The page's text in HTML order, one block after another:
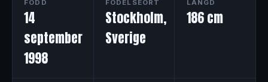
FÖDD
14
september
1998
FÖDELSEORT
Stockholm,
Sverige
LÄNGD
186 cm